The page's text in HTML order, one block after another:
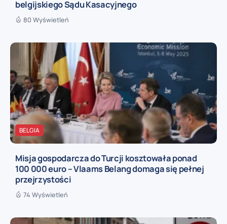
belgijskiego Sądu Kasacyjnego
80 Wyświetleń
BELGIA
Misja gospodarcza do Turcji kosztowała ponad
100 000 euro – Vlaams Belang domaga się pełnej
przejrzystości
74 Wyświetleń